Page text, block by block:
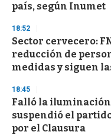
país, según Inumet
18:52
Sector cervecero:
reducción de
medidas y siguen
18:45
Falló la iluminación
suspendió el
por el Clausura